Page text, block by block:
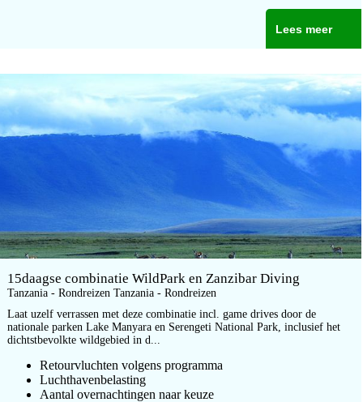
Lees meer
15daagse combinatie WildPark en Zanzibar Diving
Tanzania - Rondreizen Tanzania - Rondreizen
Laat uzelf verrassen met deze combinatie incl. game drives door de
nationale parken Lake Manyara en Serengeti National Park, inclusief het
dichtstbevolkte wildgebied in d...
Retourvluchten volgens programma
Luchthavenbelasting
Aantal overnachtingen naar keuze